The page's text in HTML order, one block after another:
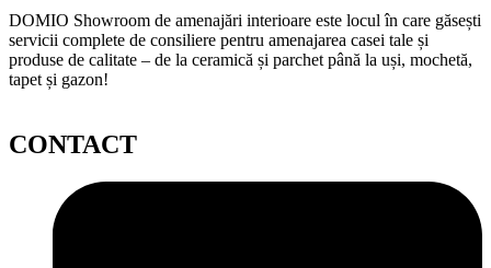
DOMIO Showroom de amenajări interioare este locul în care găsești
servicii complete de consiliere pentru amenajarea casei tale și
produse de calitate – de la ceramică și parchet până la uși, mochetă,
tapet și gazon!
CONTACT